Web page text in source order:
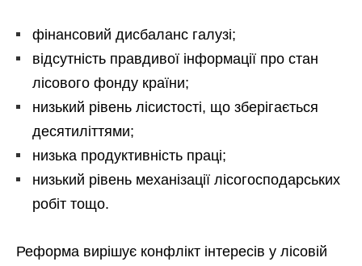
фінансовий дисбаланс галузі;
відсутність правдивої інформації про стан
лісового фонду країни;
низький рівень лісистості, що зберігається
десятиліттями;
низька продуктивність праці;
низький рівень механізації лісогосподарських
робіт тощо.
Реформа вирішує конфлікт інтересів у лісовій